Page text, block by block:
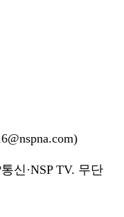
신·NSP TV. 무단